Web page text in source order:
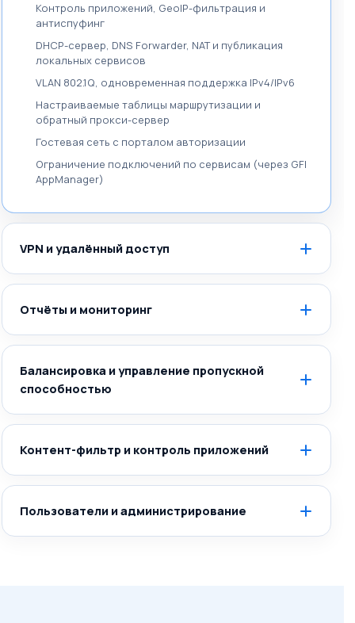
Контроль приложений, GeoIP-фильтрация и
антиспуфинг
DHCP-сервер, DNS Forwarder, NAT и публикация
локальных сервисов
VLAN 802.1Q, одновременная поддержка IPv4/IPv6
Настраиваемые таблицы маршрутизации и
обратный прокси-сервер
Гостевая сеть с порталом авторизации
Ограничение подключений по сервисам (через GFI
AppManager)
VPN и удалённый доступ
Отчёты и мониторинг
Балансировка и управление пропускной
способностью
Контент-фильтр и контроль приложений
Пользователи и администрирование